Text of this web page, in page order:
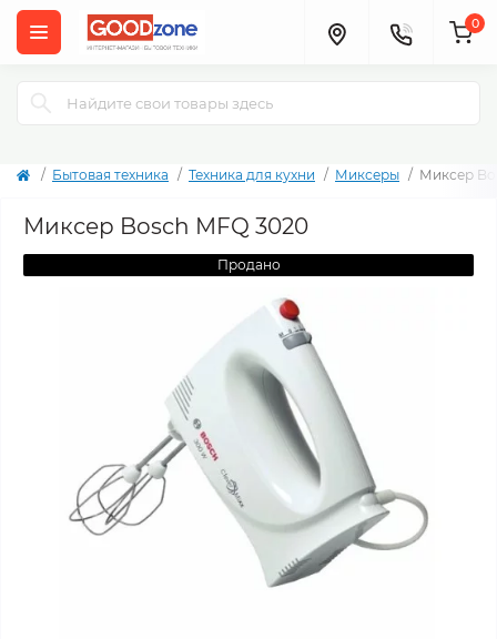
0
Бытовая техника Техника для кухни Миксеры Миксер
Миксер Bosch MFQ 3020
Продано